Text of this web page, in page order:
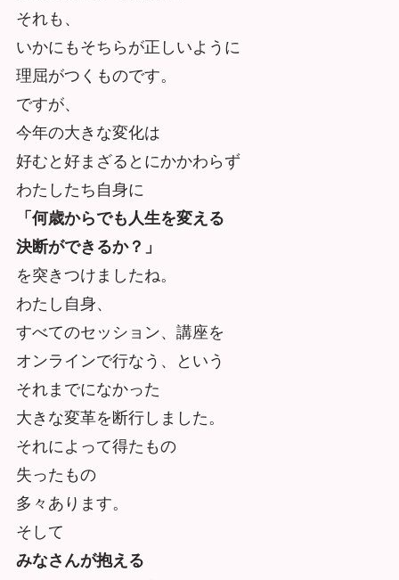
それも、
いかにもそちらが正しいように
理屈がつくものです。
ですが、
今年の大きな変化は
好むと好まざるとにかかわらず
わたしたち自身に
「何歳からでも人生を変える
決断ができるか？」
を突きつけましたね。
わたし自身、
すべてのセッション、講座を
オンラインで行なう、という
それまでになかった
大きな変革を断行しました。
それによって得たもの
失ったもの
多々あります。
そして
みなさんが抱える